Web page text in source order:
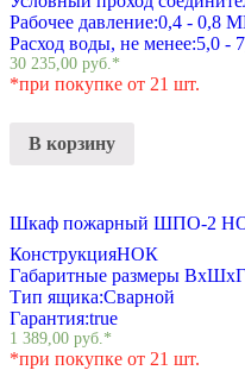
Рабочее давление:0,4 - 0,8
Расход воды, не менее:5,0 -
30 235,00 руб.*
*при покупке от 21 шт.
В корзину
Шкаф пожарный ШПО-2
КонструкцияНОК
Габаритные размеры ВхШхГ
Тип ящика:Сварной
Гарантия:true
1 389,00 руб. *
*при покупке от 21 шт.